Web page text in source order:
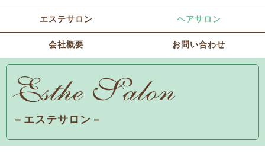
エステサロン ヘアサロン
会社概要 お問い合わせ
－エステサロン－